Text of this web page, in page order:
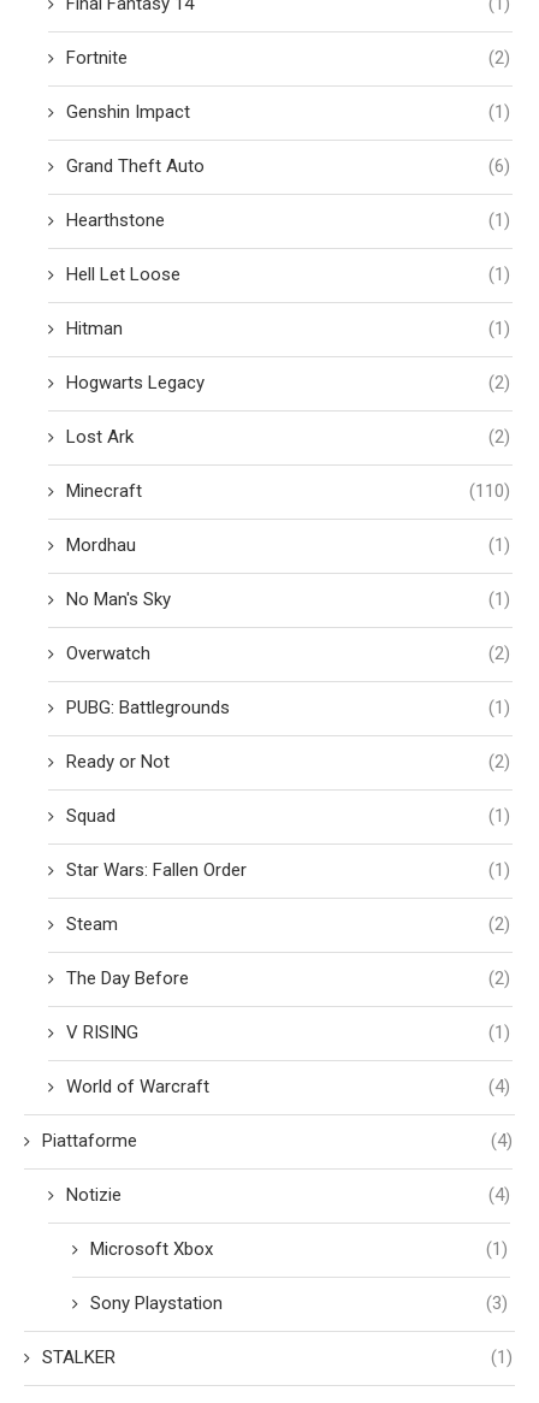
Fortnite (2)
Genshin Impact (1)
Grand Theft Auto (6)
Hearthstone (1)
Hell Let Loose (1)
Hitman (1)
Hogwarts Legacy (2)
Lost Ark (2)
Minecraft (110)
Mordhau (1)
No Man's Sky (1)
Overwatch (2)
PUBG: Battlegrounds (1)
Ready or Not (2)
Squad (1)
Star Wars: Fallen Order (1)
Steam (2)
The Day Before (2)
V RISING (1)
World of Warcraft (4)
Piattaforme (4)
Notizie (4)
Microsoft Xbox (1)
Sony Playstation (3)
STALKER (1)